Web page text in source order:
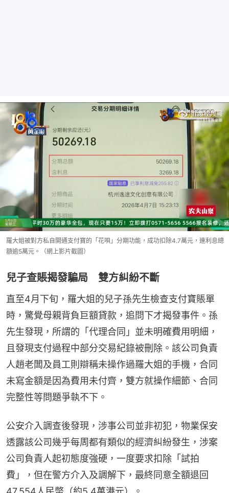
羅大姐被對方私自開通支付寶的「花唄」分期功能，成功扣除4.7萬元，連利息總
額逾5萬元。（網上影片截圖）
兒子查賬揭發騙局 雙方糾紛不斷
直至4月下旬，羅大姐的兒子孫先生檢查支付寶賬單
時，驚覺母親背負巨額貸款，追問下才揭發事件。孫
先生發現，所謂的「代理合同」並未明確費用明細，
且發現支付過程中部分交易紀錄被刪除。該公司負責
人趙老闆及員工則辯稱未操作過羅大姐的手機，合同
未寫金額是因為費用未付齊，雙方就操作細節、合同
完整性等問題爭執不下。
公安介入調查後發現，涉事公司並非初犯，物業保安
透露該公司幾乎每周都有類似的經濟糾紛發生，涉案
公司負責人起初態度強硬，一度要求扣除「試拍
費」，但在警方介入及調解下，最終同意全額退回